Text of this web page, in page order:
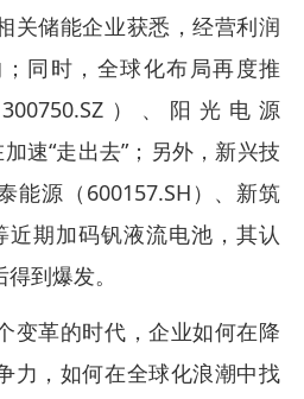
关储能企业获悉，经营利润
同时，全球化布局再度推
）、阳光电源
加速“走出去”；另外，新兴技
能源（600157.SH）、新筑
近期加码钒液流电池，其认
到爆发。
变革的时代，企业如何在降
力，如何在全球化浪潮中找